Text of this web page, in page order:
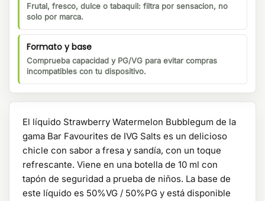
Frutal, fresco, dulce o tabaquil: filtra por sensacion, no
solo por marca.
Formato y base
Comprueba capacidad y PG/VG para evitar compras
incompatibles con tu dispositivo.
El líquido Strawberry Watermelon Bubblegum de la
gama Bar Favourites de IVG Salts es un delicioso
chicle con sabor a fresa y sandía, con un toque
refrescante. Viene en una botella de 10 ml con
tapón de seguridad a prueba de niños. La base de
este líquido es 50%VG / 50%PG y está disponible